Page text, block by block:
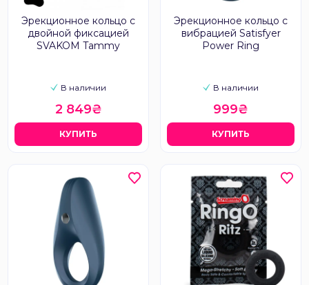
Эрекционное кольцо с
двойной фиксацией
SVAKOM Tammy
В наличии
2 849₴
КУПИТЬ
Эрекционное кольцо с
вибрацией Satisfyer
Power Ring
В наличии
999₴
КУПИТЬ